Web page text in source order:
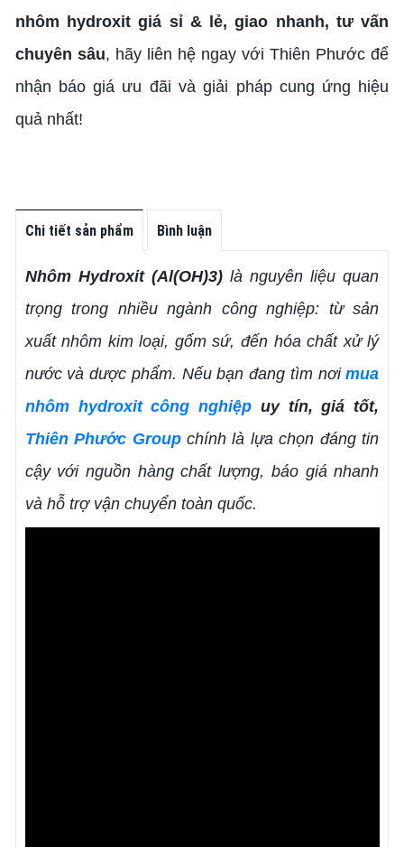
nhôm hydroxit giá sỉ & lẻ, giao nhanh, tư vấn
chuyên sâu, hãy liên hệ ngay với Thiên Phước để
nhận báo giá ưu đãi và giải pháp cung ứng hiệu
quả nhất!
Chi tiết sản phẩm Bình luận
Nhôm Hydroxit (Al(OH)3)là nguyên liệu quan
trọng trong nhiều ngành công nghiệp: từ sản
xuất nhôm kim loại, gốm sứ, đến hóa chất xử lý
nước và dược phẩm. Nếu bạn đang tìm nơimua
nhôm hydroxit công nghiệp uy tín, giá tốt,
Thiên Phước Groupchính là lựa chọn đáng tin
cậy với nguồn hàng chất lượng, báo giá nhanh
và hỗ trợ vận chuyển toàn quốc.